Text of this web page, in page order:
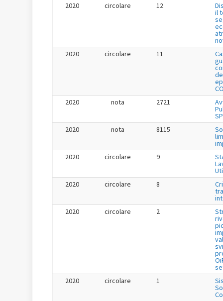
2020
circolare 12
il
2020
circolare 11
2020
nota 2721
2020
nota 8115
2020
circolare 9
2020
circolare 8
2020
circolare 2
2020
circolare 1